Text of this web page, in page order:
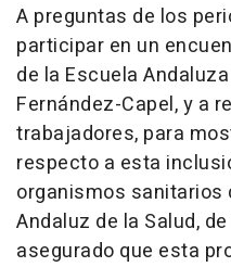
A preguntas de los
participar en un
de la Escuela
Fernández-Capel, y a
trabajadores, para
respecto a esta
organismos
Andaluz de la Salud,
asegurado que esta